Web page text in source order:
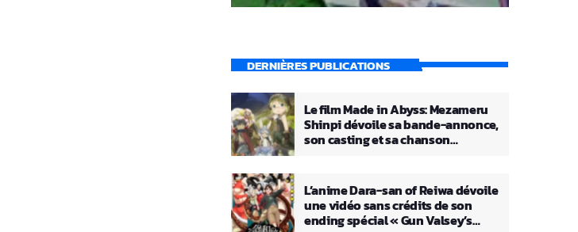
DERNIÈRES PUBLICATIONS
Le film Made in Abyss: Mezameru
Shinpi dévoile sa bande-annonce,
son casting et sa chanson
L’anime Dara-san of Reiwa dévoile
une vidéo sans crédits de son
ending spécial « Gun Valsey’s